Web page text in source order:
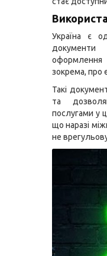
Україна є
документи
оформлення
зокрема, про
Такі
та
послугами у
що наразі
не